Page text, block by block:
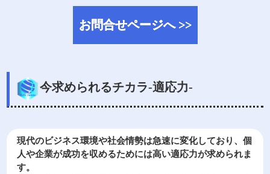
お問合せページへ >>
今求められるチカラ-適応力-
現代のビジネス環境や社会情勢は急速に変化しており、個
人や企業が成功を収めるためには高い適応力が求められま
す。